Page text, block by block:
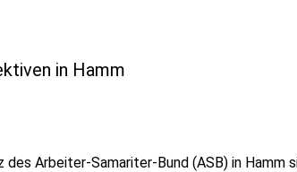
in Hamm
des Arbeiter-Samariter-Bund (ASB) in Hamm